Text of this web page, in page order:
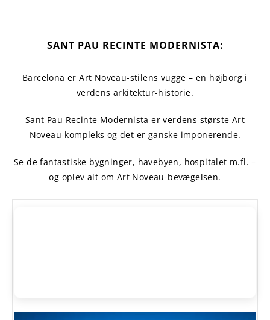
SANT PAU RECINTE MODERNISTA:
Barcelona er Art Noveau-stilens vugge – en højborg i
verdens arkitektur-historie.
Sant Pau Recinte Modernista er verdens største Art
Noveau-kompleks og det er ganske imponerende.
Se de fantastiske bygninger, havebyen, hospitalet m.fl. –
og oplev alt om Art Noveau-bevægelsen.